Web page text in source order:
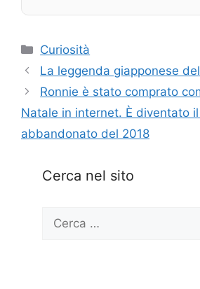
Categorie
Curiosità
La leggenda giapponese
Ronnie è stato comprato
Natale in internet. È diventato
abbandonato del 2018
Cerca nel sito
Ricerca